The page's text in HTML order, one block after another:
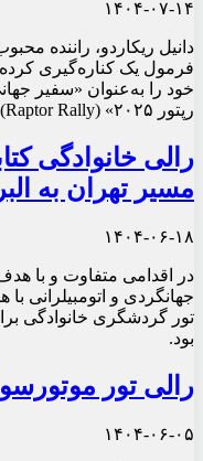
۱۴۰۴-۰۷-۱۴
دانیل ریکاردو، راننده
فرمول یک کناره‌گیری
خود را به‌عنوان «سفیر
رپتور ۲۰۲۵» (Raptor Rally) در آریزونا تجربه کند.
رالی خانوادگی
مسیر تهران به
۱۴۰۴-۰۶-۱۸
در اقدامی متفاوت و با
جهانگردی و اتومبیلرانی
تور گردشگری خانوادگی
بود.
رالی تور
۱۴۰۴-۰۶-۰۵